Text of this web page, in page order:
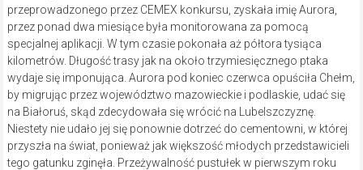
przeprowadzonego przez CEMEX konkursu, zyskała imię Aurora,
przez ponad dwa miesiące była monitorowana za pomocą
specjalnej aplikacji. W tym czasie pokonała aż półtora tysiąca
kilometrów. Długość trasy jak na około trzymiesięcznego ptaka
wydaje się imponująca. Aurora pod koniec czerwca opuściła Chełm,
by migrując przez województwo mazowieckie i podlaskie, udać się
na Białoruś, skąd zdecydowała się wrócić na Lubelszczyznę.
Niestety nie udało jej się ponownie dotrzeć do cementowni, w której
przyszła na świat, ponieważ jak większość młodych przedstawicieli
tego gatunku zginęła. Przeżywalność pustułek w pierwszym roku